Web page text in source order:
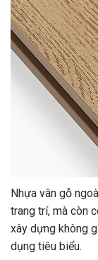
Nhựa vân gỗ
trang trí, mà còn
xây dựng không
dụng tiêu biểu.